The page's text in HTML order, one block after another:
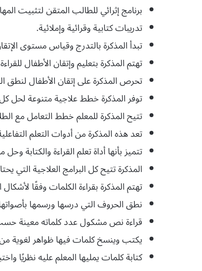
برنامج إثرائي للطالب المتقن لتثبيت
تدريبات كتابية وقرائية وإملائية.
تبدأ المذكرة بالتدرج وقياس مستوى
تهتم المذكرة بتعليم وإتقان الأطفال
تحرص المذكرة على إتقان الأطفال لنطق
توفر المذكرة خطط علاجية متنوعة لحل
تتيح المذكرة للمعلم خطط التعامل مع
تعد هذه المذكرة من أدوات التعلم
تتميز بأنها أداة تعلم القراءة والكتابة
المذكرة تتيح كل البرامج العلاجية التي
تهتم المذكرة بقراءة الكلمات وفقًا
نطق الحروف التي درسها ورسمها
قراءة نص مشكول عدد كلماته معينة
يكتب وينسخ كلمات فيها ظواهر لغوية من
كتابة كلمات يمليها المعلم عليه نظريًا